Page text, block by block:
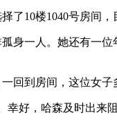
10楼1040号房间，
身一人。她还有一
到房间，这位女
好，哈森及时出来